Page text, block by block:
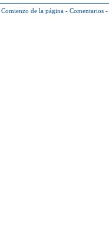
Comienzo de la página - Comentarios -